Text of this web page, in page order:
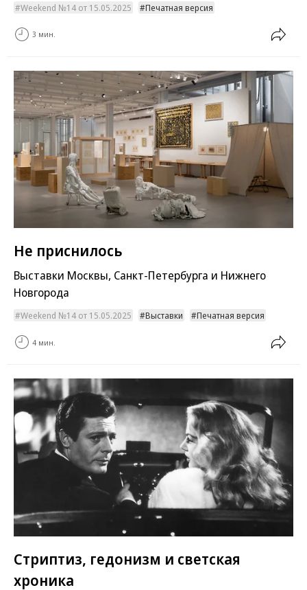
Weekend №14 от 15.05.2025 Печатная версия
3 мин.
Не приснилось
Выставки Москвы, Санкт-Петербурга и Нижнего
Новгорода
Weekend №14 от 15.05.2025 Выставки Печатная версия
4 мин.
Стриптиз, гедонизм и светская
хроника